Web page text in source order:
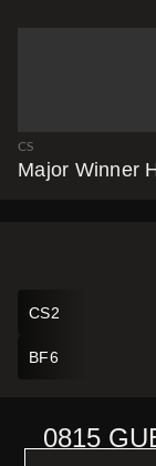
Gebt
CS
Major Winner
CS2
BF6
0815